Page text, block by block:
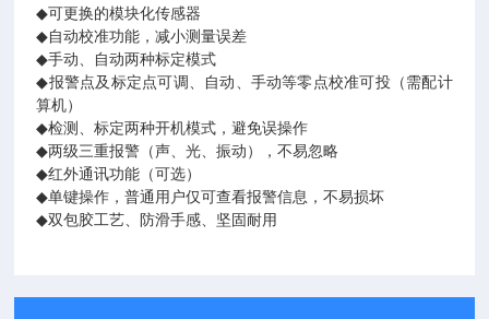
◆可更换的模块化传感器
◆自动校准功能，减小测量误差
◆手动、自动两种标定模式
◆报警点及标定点可调、自动、手动等零点校准可投（需配计
算机）
◆检测、标定两种开机模式，避免误操作
◆两级三重报警（声、光、振动），不易忽略
◆红外通讯功能（可选）
◆单键操作，普通用户仅可查看报警信息，不易损坏
◆双包胶工艺、防滑手感、坚固耐用